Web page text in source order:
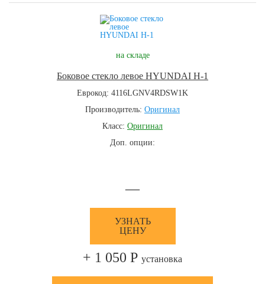
на складе
Боковое стекло левое HYUNDAI H-1
Еврокод: 4116LGNV4RDSW1K
Производитель: Оригинал
Класс: Оригинал
Доп. опции:
—
УЗНАТЬ
ЦЕНУ
+ 1 050 Р установка